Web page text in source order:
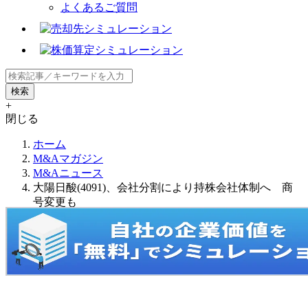
よくあるご質問
+
閉じる
ホーム
M&Aマガジン
M&Aニュース
大陽日酸(4091)、会社分割により持株会社体制へ 商
号変更も